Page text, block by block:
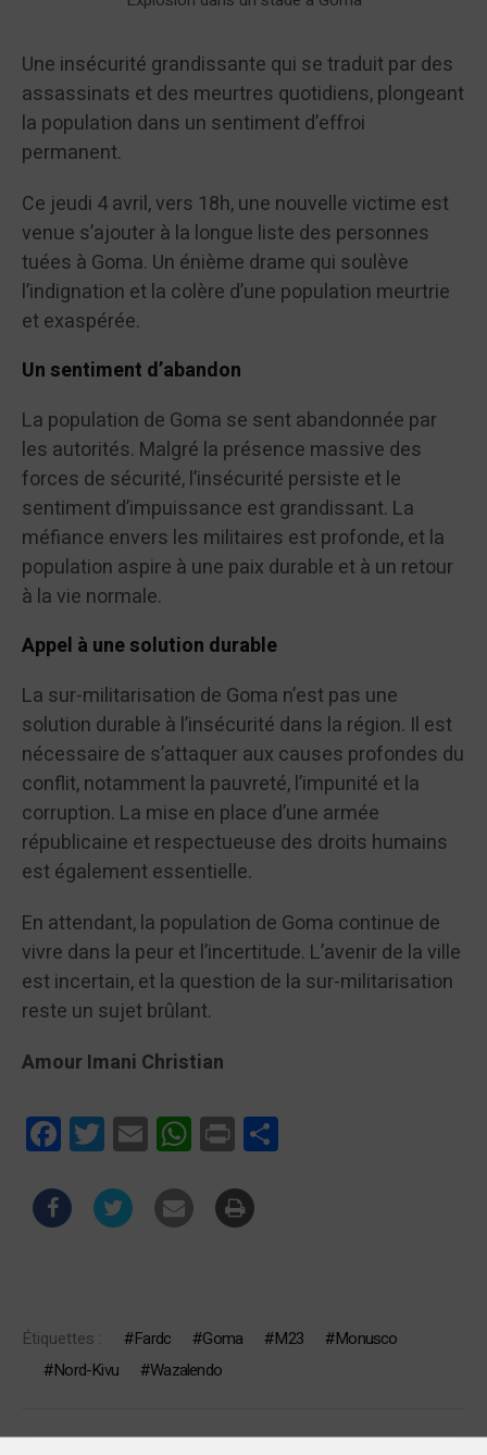
Une insécurité grandissante qui se traduit par des
assassinats et des meurtres quotidiens, plongeant
la population dans un sentiment d’effroi
permanent.
Ce jeudi 4 avril, vers 18h, une nouvelle victime est
venue s’ajouter à la longue liste des personnes
tuées à Goma. Un énième drame qui soulève
l’indignation et la colère d’une population meurtrie
et exaspérée.
Un sentiment d’abandon
La population de Goma se sent abandonnée par
les autorités. Malgré la présence massive des
forces de sécurité, l’insécurité persiste et le
sentiment d’impuissance est grandissant. La
méfiance envers les militaires est profonde, et la
population aspire à une paix durable et à un retour
à la vie normale.
Appel à une solution durable
La sur-militarisation de Goma n’est pas une
solution durable à l’insécurité dans la région. Il est
nécessaire de s’attaquer aux causes profondes du
conflit, notamment la pauvreté, l’impunité et la
corruption. La mise en place d’une armée
républicaine et respectueuse des droits humains
est également essentielle.
En attendant, la population de Goma continue de
vivre dans la peur et l’incertitude. L’avenir de la ville
est incertain, et la question de la sur-militarisation
reste un sujet brûlant.
Amour Imani Christian
FacebookTwitterEmail WhatsApp
Print
Étiquettes : Fardc Goma M23
Monusco
Nord-Kivu
Wazalendo